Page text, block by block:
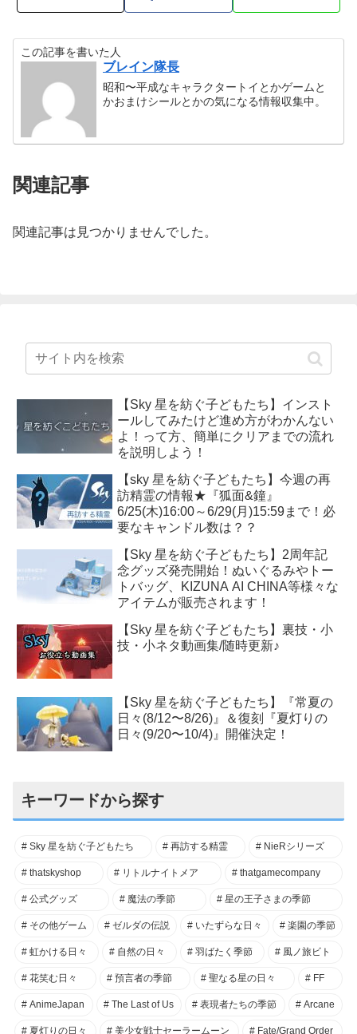
この記事を書いた人
ブレイン隊長
昭和〜平成なキャラクタートイとかゲームと
かおまけシールとかの気になる情報収集中。
関連記事
関連記事は見つかりませんでした。
【Sky 星を紡ぐ子どもたち】インスト
ールしてみたけど進め方がわかんない
よ！って方、簡単にクリアまでの流れ
を説明しよう！
【sky 星を紡ぐ子どもたち】今週の再
訪精霊の情報★『狐面&鐘』
6/25(木)16:00～6/29(月)15:59まで！必
要なキャンドル数は？？
【Sky 星を紡ぐ子どもたち】2周年記
念グッズ発売開始！ぬいぐるみやトー
トバッグ、KIZUNA AI CHINA等様々な
アイテムが販売されます！
【Sky 星を紡ぐ子どもたち】裏技・小
技・小ネタ動画集/随時更新♪
【Sky 星を紡ぐ子どもたち】『常夏の
日々(8/12〜8/26)』＆復刻『夏灯りの
日々(9/20〜10/4)』開催決定！
キーワードから探す
Sky 星を紡ぐ子どもたち 再訪する精霊 NieRシリーズ
thatskyshop リトルナイトメア thatgamecompany
公式グッズ 魔法の季節 星の王子さまの季節
その他ゲーム ゼルダの伝説 いたずらな日々 楽園の季節
虹かける日々 自然の日々 羽ばたく季節 風ノ旅ビト
花笑む日々 預言者の季節 聖なる星の日々 FF
AnimeJapan The Last of Us 表現者たちの季節 Arcane
夏灯りの日々 美少女戦士セーラームーン Fate/Grand Order